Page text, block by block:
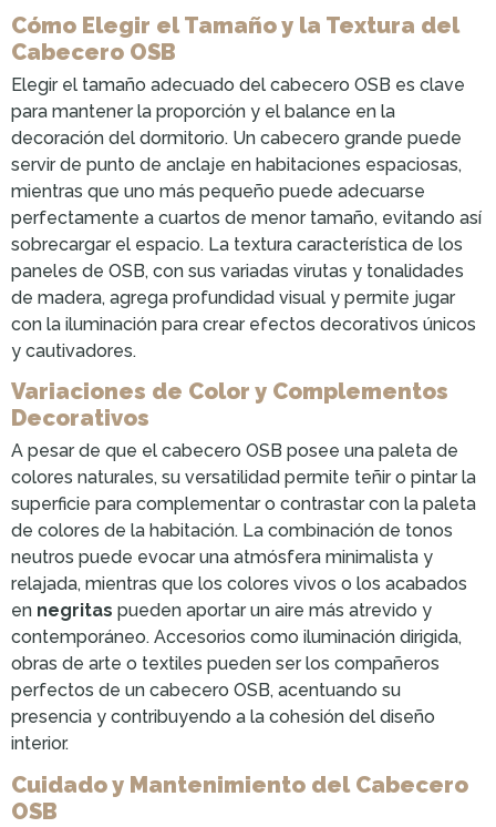
Cómo Elegir el Tamaño y la Textura del
Cabecero OSB
Elegir el tamaño adecuado del cabecero OSB es clave
para mantener la proporción y el balance en la
decoración del dormitorio. Un cabecero grande puede
servir de punto de anclaje en habitaciones espaciosas,
mientras que uno más pequeño puede adecuarse
perfectamente a cuartos de menor tamaño, evitando así
sobrecargar el espacio. La textura característica de los
paneles de OSB, con sus variadas virutas y tonalidades
de madera, agrega profundidad visual y permite jugar
con la iluminación para crear efectos decorativos únicos
y cautivadores.
Variaciones de Color y Complementos
Decorativos
A pesar de que el cabecero OSB posee una paleta de
colores naturales, su versatilidad permite teñir o pintar la
superficie para complementar o contrastar con la paleta
de colores de la habitación. La combinación de tonos
neutros puede evocar una atmósfera minimalista y
relajada, mientras que los colores vivos o los acabados
en negritas pueden aportar un aire más atrevido y
contemporáneo. Accesorios como iluminación dirigida,
obras de arte o textiles pueden ser los compañeros
perfectos de un cabecero OSB, acentuando su
presencia y contribuyendo a la cohesión del diseño
interior.
Cuidado y Mantenimiento del Cabecero
OSB